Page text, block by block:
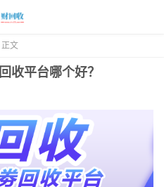
正文
收平台哪个好？